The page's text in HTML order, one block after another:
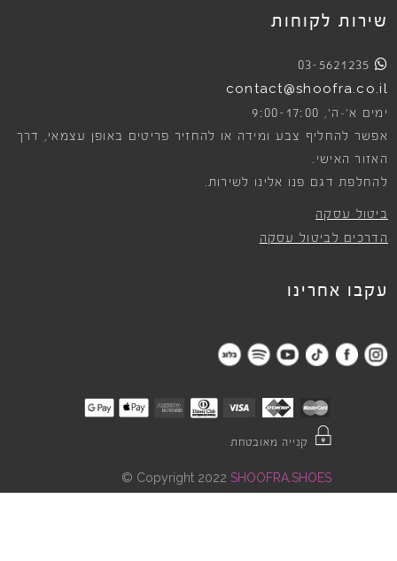
שירות לקוחות
03-5621235
contact@shoofra.co.il
ימים א׳-ה׳, 9:00-17:00
אפשר להחליף צבע ומידה או להחזיר פריטים באופן עצמאי, דרך
האזור האישי.
להחלפת דגם פנו אלינו לשירות.
ביטול עסקה
הדרכים לביטול עסקה
עקבו אחרינו
קנייה מאובטחת
Copyright 2022 SHOOFRA.SHOES
©